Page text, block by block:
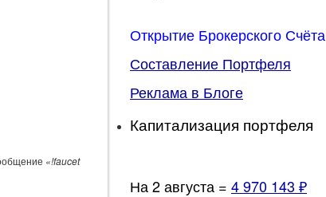
«!faucet
Открытие Брокерского Счёта
Составление Портфеля
Реклама в Блоге
Капитализация портфеля
На 2 августа = 4 970 143 ₽